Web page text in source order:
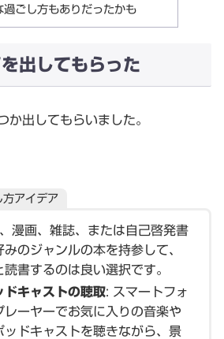
過ごし方もありだったかも
出してもらった
か出してもらいました。
アイデア
漫画、雑誌、または自己啓発書
みのジャンルの本を持参して、
読書するのは良い選択です。
ドキャストの聴取: スマートフォ
レーヤーでお気に入りの音楽や
ッドキャストを聴きながら、景